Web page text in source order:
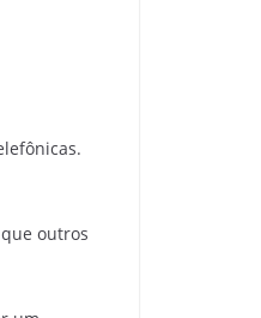
outros